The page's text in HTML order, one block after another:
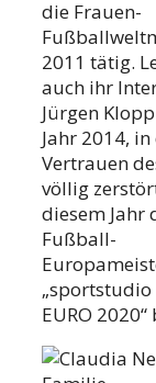
die Frauen-
2011 tätig.
auch ihr
Jürgen
Jahr 2014,
Vertrauen
völlig
diesem Jahr
Fußball-
„sportstudio
EURO